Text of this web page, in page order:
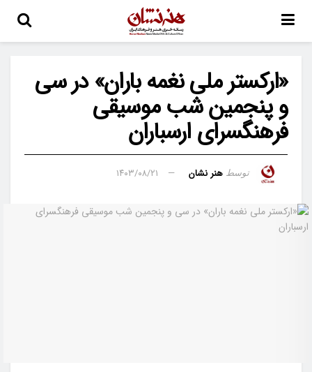
«ارکستر ملی نغمه باران» در سی
و پنجمین شب موسیقی
فرهنگسرای ارسباران
توسط هنر نشان ۱۴۰۳/۰۸/۲۱